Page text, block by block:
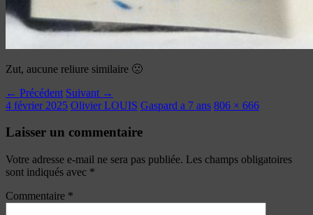
Zut, aucune reliure similaire 🙁
← Précédent Suivant →
4 février 2025 Olivier LOUIS Gaspard a 7 ans 806 × 666
Laisser un commentaire
Votre adresse e-mail ne sera pas publiée. Les champs obligatoires
sont indiqués avec *
Commentaire *